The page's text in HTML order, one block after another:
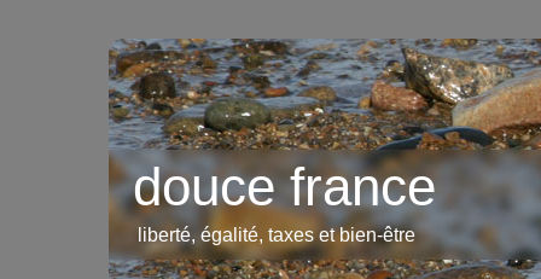
douce france
liberté, égalité, taxes et bien-être